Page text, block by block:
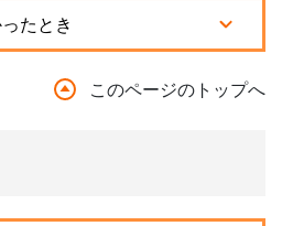
たとき
このページのトップへ